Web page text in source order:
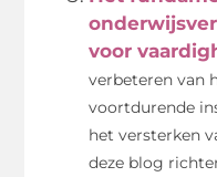
voor
verbeteren van
voortdurende
het versterken
deze blog